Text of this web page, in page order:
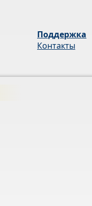
Поддержка
Контакты